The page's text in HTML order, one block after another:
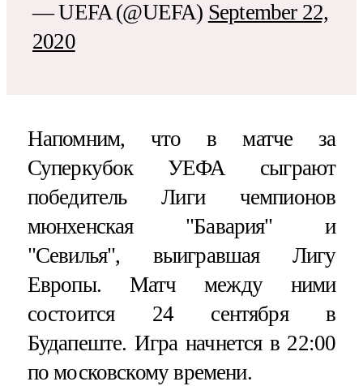
— UEFA (@UEFA) September 22,
2020
Напомним, что в матче за
Суперкубок УЕФА сыграют
победитель Лиги чемпионов
мюнхенская "Бавария" и
"Севилья", выигравшая Лигу
Европы. Матч между ними
состоится 24 сентября в
Будапеште. Игра начнется в 22:00
по московскому времени.